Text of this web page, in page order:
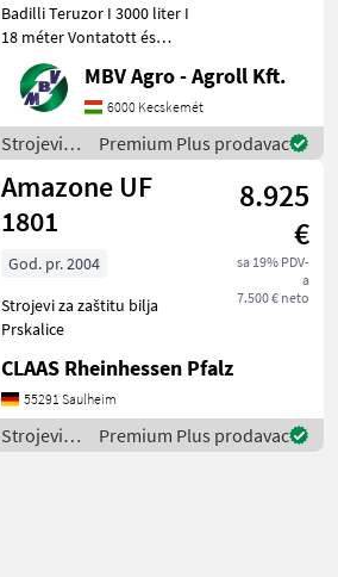
Badilli Teruzor I 3000 liter I
18 méter Vontatott és
függesztett permetezők
széles választéka, most
hihetetlen jó áron! A Badilli
céget 1982-ben alapították
Töröko
MBV Agro - Agroll Kft.
6000 Kecskemét
Strojevi
za zaštitu
bilja /
Sonstige
Premium Plus prodavac
Amazone UF
1801
8.925
€
sa 19% PDV-
a
7.500 € neto
God. pr. 2004
Strojevi za zaštitu bilja
Prskalice
CLAAS Rheinhessen Pfalz
55291 Saulheim
Strojevi
za zaštitu
Premium Plus prodavac